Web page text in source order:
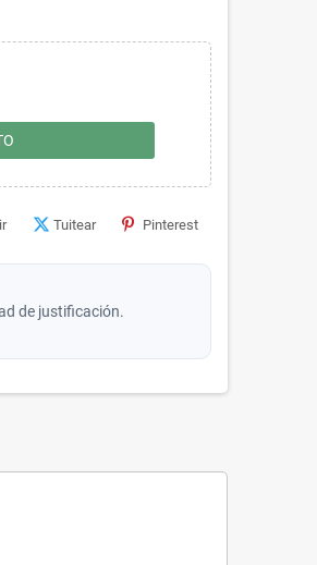
Tuitear Pinterest
de justificación.